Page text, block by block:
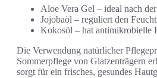
Aloe Vera Gel – ideal nach
Jojobaöl – reguliert den
Kokosöl – hat antimikrobielle
Die Verwendung natürlicher
Sommerpflege von Glatzenträgern
sorgt für ein frisches, gesundes